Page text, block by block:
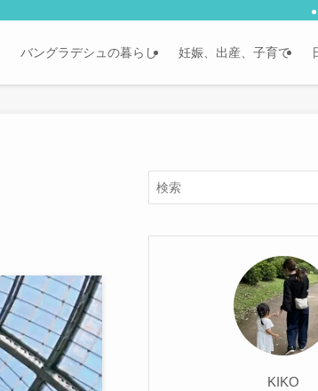
バングラデシュの暮らし 妊娠、出産、子育て
KIKO